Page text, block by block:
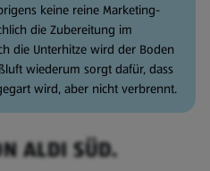
keine reine Marketing-
die Zubereitung im
die Unterhitze wird der Boden
wiederum sorgt dafür, dass
wird, aber nicht verbrennt.
ALDI SÜD.